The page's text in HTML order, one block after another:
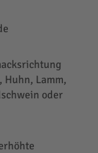
Huhn, Lamm,
oder